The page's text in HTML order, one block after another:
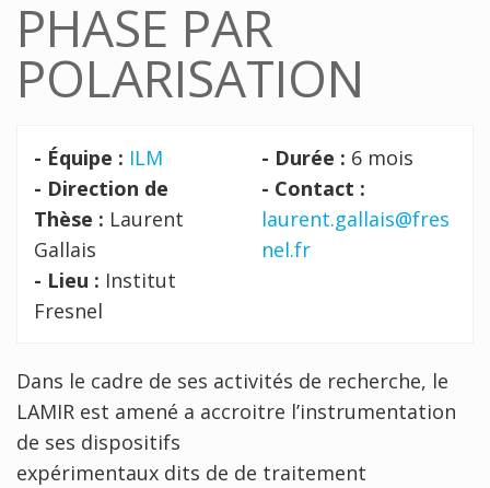
PHASE PAR
POLARISATION
- Équipe : ILM
- Direction de
Thèse : Laurent
Gallais
- Lieu : Institut
Fresnel
- Durée : 6 mois
- Contact :
laurent.gallais@fres
nel.fr
Dans le cadre de ses activités de recherche, le
LAMIR est amené a accroitre l’instrumentation
de ses dispositifs
expérimentaux dits de de traitement